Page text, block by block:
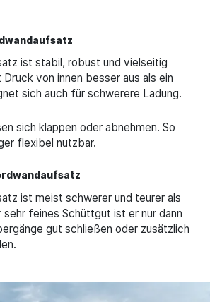
ist stabil, robust und vielseitig
von innen besser aus als ein
sich auch für schwerere Ladung.
sich klappen oder abnehmen. So
flexibel nutzbar.
ist meist schwerer und teurer als
sehr feines Schüttgut ist er nur dann
gut schließen oder zusätzlich